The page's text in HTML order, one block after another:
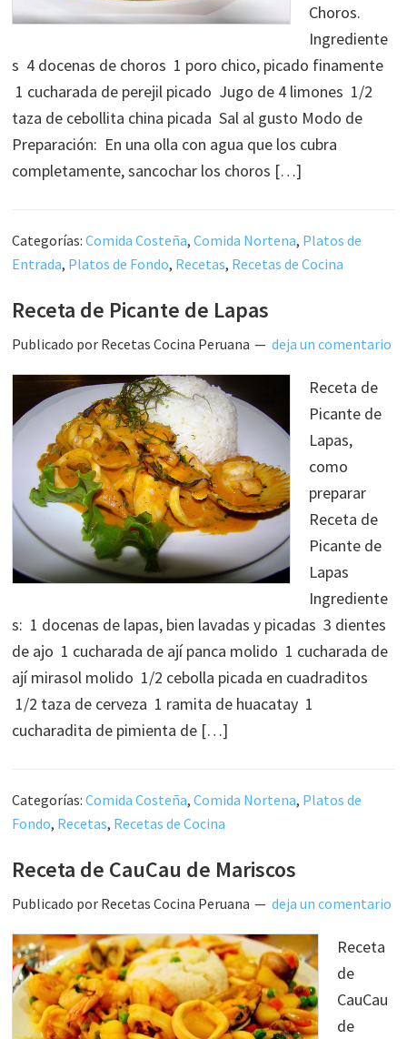
Choros.
Ingrediente
s 4 docenas de choros 1 poro chico, picado finamente
1 cucharada de perejil picado Jugo de 4 limones 1/2
taza de cebollita china picada Sal al gusto Modo de
Preparación: En una olla con agua que los cubra
completamente, sancochar los choros […]
Categorías:Comida Costeña,Comida Nortena, Platos de
Entrada, Platos de Fondo, Recetas, Recetas de Cocina
Receta de Picante de Lapas
Publicado por Recetas Cocina Peruana deja un comentario
Receta de
Picante de
Lapas,
como
preparar
Receta de
Picante de
Lapas
Ingrediente
s: 1 docenas de lapas, bien lavadas y picadas 3 dientes
de ajo 1 cucharada de ají panca molido 1 cucharada de
ají mirasol molido 1/2 cebolla picada en cuadraditos
1/2 taza de cerveza 1 ramita de huacatay 1
cucharadita de pimienta de […]
Categorías:Comida Costeña,Comida Nortena, Platos de
Fondo, Recetas, Recetas de Cocina
Receta de CauCau de Mariscos
Publicado por Recetas Cocina Peruana deja un comentario
Receta
de
CauCau
de